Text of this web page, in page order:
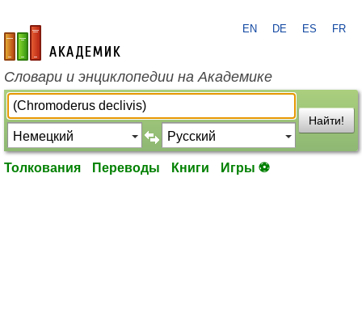
academic.ru
EN DE ES FR
Словари и энциклопедии на Академике
Найти!
Толкования Переводы Книги Игры ⚽